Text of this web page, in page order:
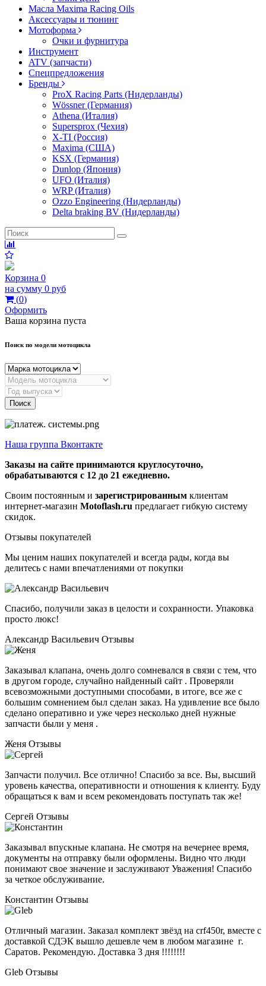
Масла Maxima Racing Oils
Аксессуары и тюнинг
Мотоформа
Очки и фурнитура
Инструмент
ATV (запчасти)
Спецпредложения
Бренды
ProX Racing Parts (Нидерланды)
Wössner (Германия)
Athena (Италия)
Supersprox (Чехия)
X-TI (Россия)
Maxima (США)
KSX (Германия)
Dunlop (Япония)
UFO (Италия)
WRP (Италия)
Ozzo Engineering (Нидерланды)
Delta braking BV (Нидерланды)
Корзина 0
на сумму 0 руб
(0)
Оформить
Ваша корзина пуста
Поиск по модели мотоцикла
Поиск
Наша группа Вконтакте
Заказы на сайте принимаются круглосуточно,
обрабатываются с 12 до 21 ежедневно.
Своим постоянным и зарегистрированным клиентам
интернет-магазин Motoflash.ru предлагает гибкую систему
скидок.
Отзывы покупателей
Мы ценим наших покупателей и всегда рады, когда вы
делитесь с нами впечатлениями от покупки
Спасибо, получили заказ в целости и сохранности. Упаковка
просто люкс!
Александр Васильевич Отзывы
Заказывал клапана, очень долго сомневался в связи с тем, что
в другом городе, случайно найденный сайт . Проверяли
всевозможными доступными способами, в итоге, все же с
большим сомнением был сделан заказ. На удивление все было
сделано оперативно и уже через несколько дней нужные
запчасти были у меня .
Женя Отзывы
Запчасти получил. Все отлично! Спасибо за все. Вы, высший
уровень качества, оперативности и отношения к клиенту. Буду
обращаться к вам и всем рекомендовать поступать так же!
Сергей Отзывы
Заказывал впускные клапана. Не смотря на вечернее время,
документы на отправку были оформлены. Видно что люди
понимают свое значение и заслуживают Уважения! Спасибо
за четкое обслуживание.
Константин Отзывы
Отличный магазин. Заказал комплект звёзд на crf450r, вместе с
доставкой СДЭК вышло дешевле чем в любом магазине г.
Саратов. Рекомендую. Доставка 3 дня !!!!!!!!
Gleb Отзывы